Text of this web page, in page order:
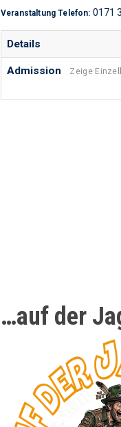
Veranstaltung Telefon: 0171
Details
Admission Zeige
…auf der